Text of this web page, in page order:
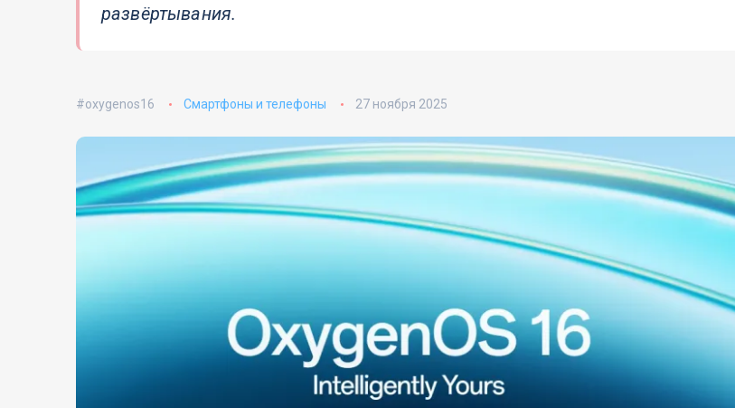
развёртывания.
oxygenos16 Смартфоны и телефоны 27 ноября 2025